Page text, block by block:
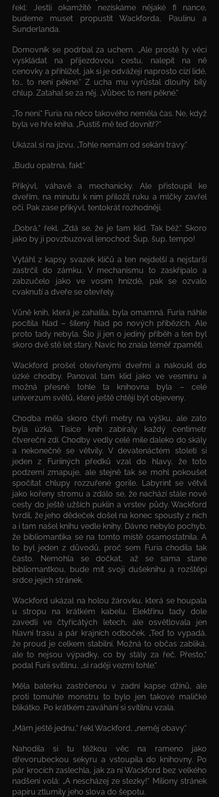
řekl: Jestli okamžitě nezískáme nějaké fi nance,
budeme muset propustit Wackforda, Paulinu a
Sunderlanda.
Domovník se podrbal za uchem. „Ale prostě ty věci
vyskládat na příjezdovou cestu, nalepit na ně
cenovky a přihlížet, jak si je odvážejí naprosto cizí lidé,
to… to není pěkné.“ Z ucha mu vyrůstal dlouhý bílý
chlup. Zatahal se za něj. „Vůbec to není pěkné.“
„To není.“ Furia na něco takového neměla čas. Ne, když
byla ve hře kniha. „Pustíš mě teď dovnitř?“
Ukázal si na jizvu. „Tohle nemám od sekání trávy.“
„Budu opatrná, fakt.“
Přikývl, váhavě a mechanicky. Ale přistoupil ke
dveřím, na minutu k nim přiložil ruku a mlčky zavřel
oči. Pak zase přikývl, tentokrát rozhodněji.
„Dobrá,“ řekl. „Zdá se, že je tam klid. Tak běž.“ Skoro
jako by ji povzbuzoval lenochod: Šup, šup, tempo!
Vytáhl z kapsy svazek klíčů a ten nejdelší a nejstarší
zastrčil do zámku. V mechanismu to zaskřípalo a
zabzučelo jako ve vosím hnízdě, pak se ozvalo
cvaknutí a dveře se otevřely.
Vůně knih, která je zahalila, byla omamná. Furia náhle
pocítila hlad – šílený hlad po nových příbězích. Ale
proto tady nebyla. Šlo jí jen o jediný příběh a ten byl
skoro dvě stě let starý. Navíc ho znala téměř zpaměti.
Wackford prošel otevřenými dveřmi a nakoukl do
úzké chodby. Panoval tam klid jako ve vesmíru a
možná přesně tohle ta knihovna byla – celé
univerzum světů, které ještě chtějí být objeveny.
Chodba měla skoro čtyři metry na výšku, ale zato
byla úzká. Tisíce knih zabíraly každý centimetr
čtvereční zdí. Chodby vedly celé míle daleko do skály
a nekonečně se větvily. V devatenáctém století si
jeden z Furiiných předků vzal do hlavy, že toto
podzemí zmapuje, ale stejně tak se mohl pokoušet
spočítat chlupy rozzuřené gorile. Labyrint se větvil
jako kořeny stromu a zdálo se, že nachází stále nové
cesty do ještě užších puklin a vrstev půdy. Wackford
tvrdil, že jeho dědeček došel na konec spousty z nich
a i tam našel knihu vedle knihy. Dávno nebylo pochyb,
že bibliomantika se na tomto místě osamostatnila. A
to byl jeden z důvodů, proč sem Furia chodila tak
často. Nemohla se dočkat, až se sama stane
bibliomantkou, bude mít svoji dušeknihu a rozštěpí
srdce jejích stránek.
Wackford ukázal na holou žárovku, která se houpala
u stropu na krátkém kabelu. Elektřinu tady dole
zavedli ve čtyřicátých letech, ale osvětlovala jen
hlavní trasu a pár krajních odboček. „Teď to vypadá,
že proud je celkem stabilní. Možná to občas zabliká,
ale to nejsou výpadky, co by stály za řeč. Přesto,“
podal Furii svítilnu, „si raději vezmi tohle.“
Měla baterku zastrčenou v zadní kapse džínů, ale
proti tomuhle monstru to bylo jen takové maličké
blikátko. Po krátkém zaváhání si svítilnu vzala.
„Mám ještě jednu,“ řekl Wackford, „neměj obavy.“
Nahodila si tu těžkou věc na rameno jako
dřevorubeckou sekyru a vstoupila do knihovny. Po
pár krocích zaslechla, jak za ní Wackford bez velkého
nadšení volá: „A nescházej ze stezky!“ Miliony stránek
papíru ztlumily jeho slova do šepotu.